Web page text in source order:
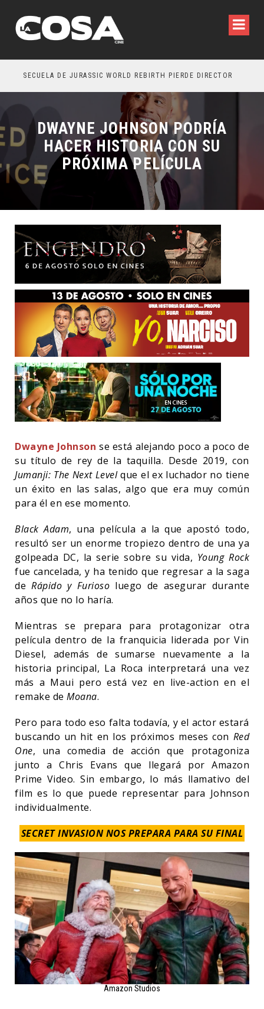
SECUELA DE JURASSIC WORLD REBIRTH PIERDE DIRECTOR
DWAYNE JOHNSON PODRÍA
HACER HISTORIA CON SU
PRÓXIMA PELÍCULA
Dwayne Johnson se está alejando poco a poco de
su título de rey de la taquilla. Desde 2019, con
Jumanji: The Next Levelque el ex luchador no tiene
un éxito en las salas, algo que era muy común
para él en ese momento.
Black Adam, una película a la que apostó todo,
resultó ser un enorme tropiezo dentro de una ya
golpeada DC, la serie sobre su vida, Young Rock
fue cancelada, y ha tenido que regresar a la saga
de Rápido y Furioso luego de asegurar durante
años que no lo haría.
Mientras se prepara para protagonizar otra
película dentro de la franquicia liderada por Vin
Diesel, además de sumarse nuevamente a la
historia principal, La Roca interpretará una vez
más a Maui pero está vez en live-action en el
remake de Moana.
Pero para todo eso falta todavía, y el actor estará
buscando un hit en los próximos meses con Red
One, una comedia de acción que protagoniza
junto a Chris Evans que llegará por Amazon
Prime Video. Sin embargo, lo más llamativo del
film es lo que puede representar para Johnson
individualmente.
SECRET INVASION NOS PREPARA PARA SU FINAL
Amazon Studios